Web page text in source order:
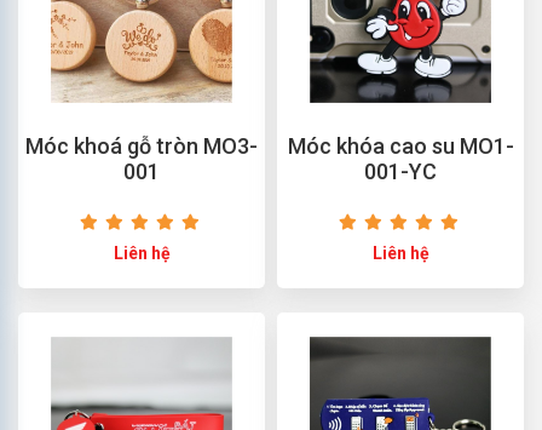
Móc khoá gỗ tròn MO3-
001
Liên hệ
Móc khóa cao su MO1-
001-YC
Liên hệ